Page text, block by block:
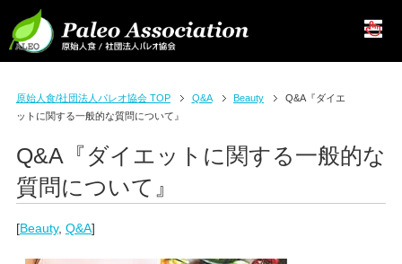
原始人食/社団法人パレオ協会 TOP Q&A Beauty
Q&A『ダイエ
ットに関する一般的な質問について』
Q&A『ダイエットに関する一般的な
質問について』
[Beauty, Q&A]